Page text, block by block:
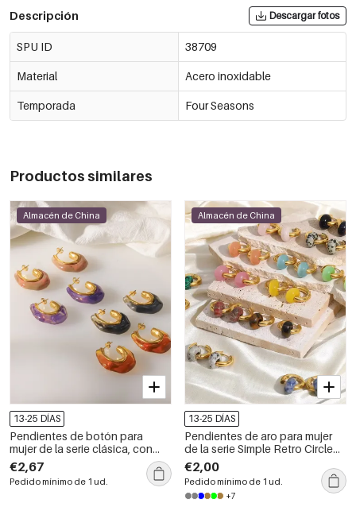
Descripción Descargar fotos
SPU ID 38709
Material Acero inoxidable
Temporada Four Seasons
Productos similares
Almacén de China
13-25 DÍAS
Pendientes de botón para
mujer de la serie clásica, con
forma geométrica retro, de
acero inoxidable y color
dorado, resistentes al agua.
€2,67
Pedido mínimo de 1 ud.
Almacén de China
13-25 DÍAS
Pendientes de aro para mujer
de la serie Simple Retro Circle
con degradado de color, de
acero inoxidable, resistentes al
agua y color dorado, con
piedra natural.
€2,00
Pedido mínimo de 1 ud.
+7